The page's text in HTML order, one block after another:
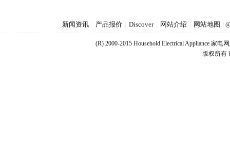
新闻资讯 产品报价 Discover 网站介绍 网站地图
(R) 2000-2015 Household Electrical Appliance 家电
版权所有